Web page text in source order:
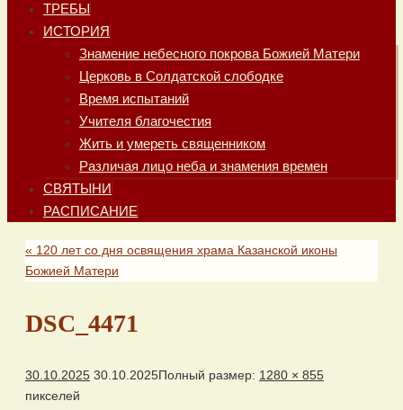
ТРЕБЫ
ИСТОРИЯ
Знамение небесного покрова Божией Матери
Церковь в Солдатской слободке
Время испытаний
Учителя благочестия
Жить и умереть священником
Различая лицо неба и знамения времен
СВЯТЫНИ
РАСПИСАНИЕ
« 120 лет со дня освящения храма Казанской иконы
Божией Матери
DSC_4471
30.10.2025 30.10.2025Полный размер: 1280 × 855
пикселей